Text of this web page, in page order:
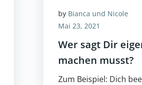
by Bianca und Nicole
Mai 23, 2021
Wer sagt Dir
machen musst?
Zum Beispiel: Dich